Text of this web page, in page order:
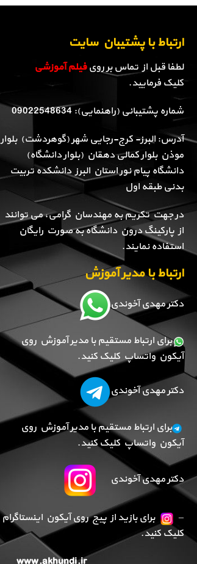
ارتباط با پشتیبان سایت
لطفا قبل از تماس بر رویفیلم آموزشی
کلیک فرمایید.
شماره پشتیبانی (راهنمایی): 09022548634
آدرس: البرز- کرج-رجایی شهر (گوهردشت) بلوار
موذن بلوار کمالی دهقان (بلوار دانشگاه)
دانشگاه پیام نور استان البرز دانشکده تربیت
بدنی طبقه اول
در جهت تکریم به مهندسان گرامی، می توانند
از پارکینگ درون دانشگاه به صورت رایگان
استفاده نمایند.
ارتباط با مدیر آموزش
دکتر مهدی آخوندی
برای ارتباط مستقیم با مدیر آموزش روی
آیکون واتساپ کلیک کنید.
دکتر مهدی آخوندی
برای ارتباط مستقیم با مدیر آموزش روی
آیکون واتساپ کلیک کنید.
دکتر مهدی آخوندی
–
برای بازید از پیج روی آیکون اینستاگرام
کلیک کنید.